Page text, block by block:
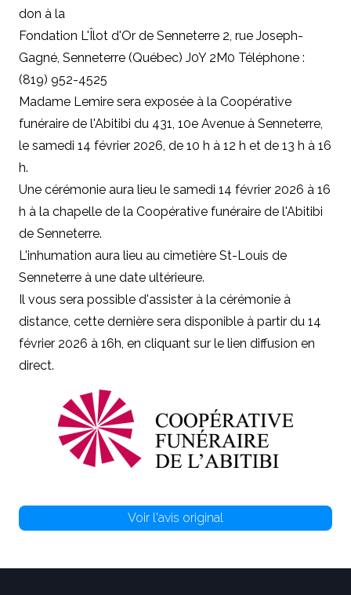
don à la
Fondation L'Îlot d'Or de Senneterre 2, rue Joseph-
Gagné, Senneterre (Québec) J0Y 2M0 Téléphone :
(819) 952-4525
Madame Lemire sera exposée à la Coopérative
funéraire de l'Abitibi du 431, 10e Avenue à Senneterre,
le samedi 14 février 2026, de 10 h à 12 h et de 13 h à 16
h.
Une cérémonie aura lieu le samedi 14 février 2026 à 16
h à la chapelle de la Coopérative funéraire de l'Abitibi
de Senneterre.
L'inhumation aura lieu au cimetière St-Louis de
Senneterre à une date ultérieure.
Il vous sera possible d'assister à la cérémonie à
distance, cette dernière sera disponible à partir du 14
février 2026 à 16h, en cliquant sur le lien diffusion en
direct.
Voir l'avis original